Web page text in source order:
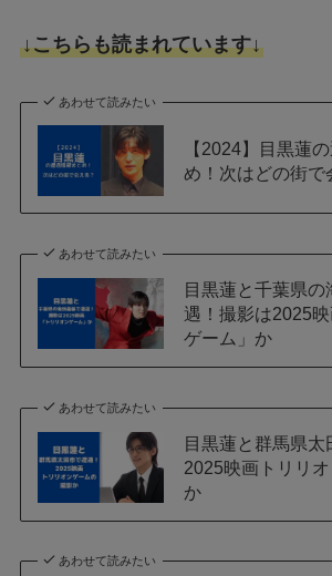
↓こちらも読まれています↓
あわせて読みたい
【2024】目黒蓮
め！次はどの街で
あわせて読みたい
目黒蓮と千葉県の
遇！撮影は2025
ゲーム」か
あわせて読みたい
目黒蓮と群馬県太
2025映画トリリ
か
あわせて読みたい